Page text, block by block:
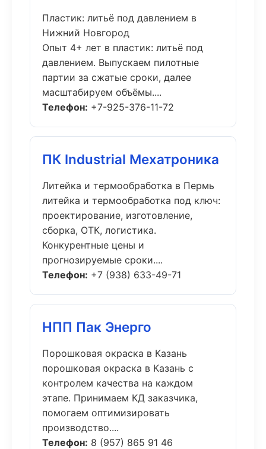
Пластик: литьё под давлением в
Нижний Новгород
Опыт 4+ лет в пластик: литьё под
давлением. Выпускаем пилотные
партии за сжатые сроки, далее
масштабируем объёмы....
Телефон: +7-925-376-11-72
ПК Industrial Мехатроника
Литейка и термообработка в Пермь
литейка и термообработка под ключ:
проектирование, изготовление,
сборка, ОТК, логистика.
Конкурентные цены и
прогнозируемые сроки....
Телефон: +7 (938) 633-49-71
НПП Пак Энерго
Порошковая окраска в Казань
порошковая окраска в Казань с
контролем качества на каждом
этапе. Принимаем КД заказчика,
помогаем оптимизировать
производство....
Телефон: 8 (957) 865 91 46